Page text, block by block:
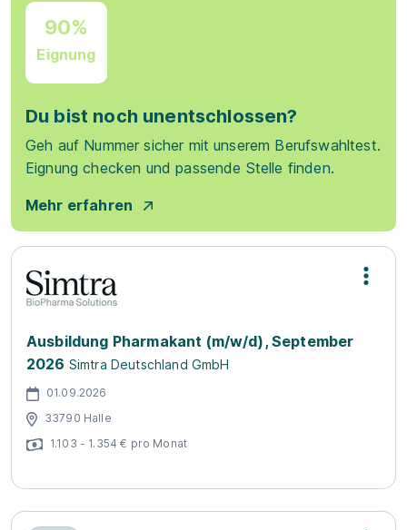
90%
Eignung
Du bist noch unentschlossen?
Geh auf Nummer sicher mit unserem Berufswahltest.
Eignung checken und passende Stelle finden.
Mehr erfahren
Ausbildung Pharmakant (m/w/d), September
2026 Simtra Deutschland GmbH
01.09.2026
33790 Halle
1.103 - 1.354 € pro Monat